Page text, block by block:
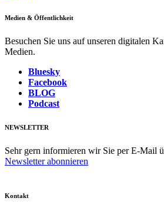
Medien & Öffentlichkeit
Besuchen Sie uns auf unseren digitalen
Medien.
Bluesky
Facebook
BLOG
Podcast
NEWSLETTER
Sehr gern informieren wir Sie per E-Mail
Newsletter abonnieren
Kontakt